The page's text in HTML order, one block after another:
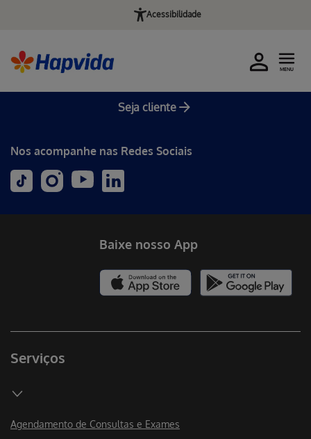
Acessibilidade
Seja cliente
MENU
Nos acompanhe nas Redes Sociais
Serviços
Agendamento de Consultas e Exames
Baixe nosso App